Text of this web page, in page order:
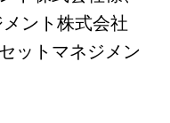
ント株式会社
ットマネジメン